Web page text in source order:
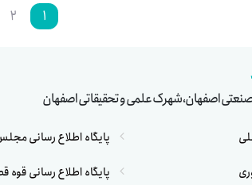
۱ ۲
صنعتی اصفهان، شهرک علمی و تحقیقاتی اصفهان
پایگاه اطلاع رسانی
پایگاه اطلاع رسانی قوه